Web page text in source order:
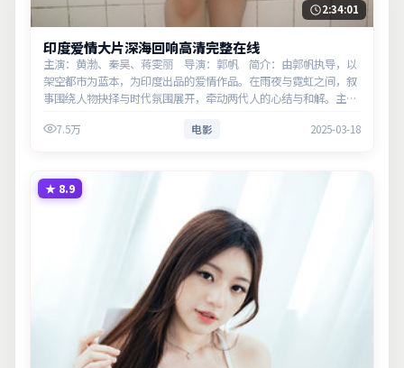
2:34:01
印度爱情大片深海回响高清完整在线
主演：黄渤、秦昊、蒋雯丽 导演：郭帆 简介：由郭帆执导，以
架空都市为蓝本，为印度出品的爱情作品。在雨夜与霓虹之间，叙
事围绕人物抉择与时代氛围展开，牵动两代人的心结与和解。主演
7.5万 电影 2025-03-18
★ 8.9